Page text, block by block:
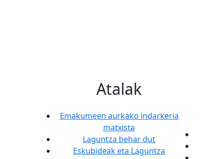
Atalak
Emakumeen aurkako indarkeria
matxista
Laguntza behar dut
Eskubideak eta Laguntza